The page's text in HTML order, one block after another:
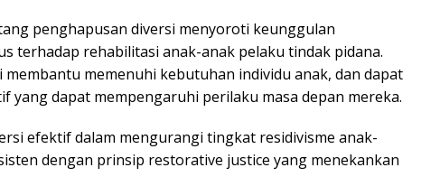
penghapusan diversi menyoroti keunggulan
terhadap rehabilitasi anak-anak pelaku tindak pidana.
membantu memenuhi kebutuhan individu anak, dan dapat
yang dapat mempengaruhi perilaku masa depan mereka.
efektif dalam mengurangi tingkat residivisme anak-
dengan prinsip restorative justice yang menekankan